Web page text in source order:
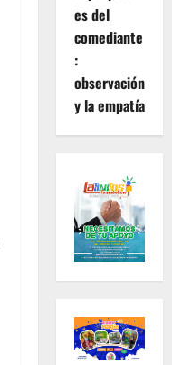
es del
comediante
:
observación
y la empatía